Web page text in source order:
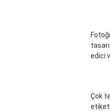
edici
Çok